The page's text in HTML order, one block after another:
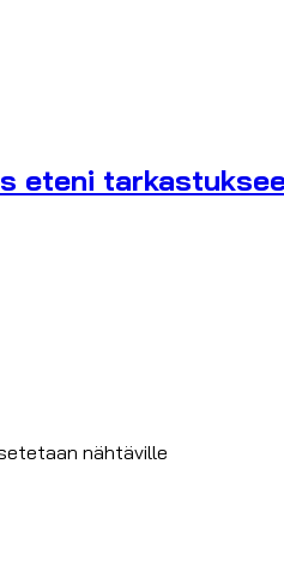
eteni
nähtäville